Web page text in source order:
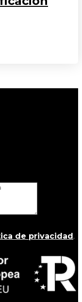
de privacidad.